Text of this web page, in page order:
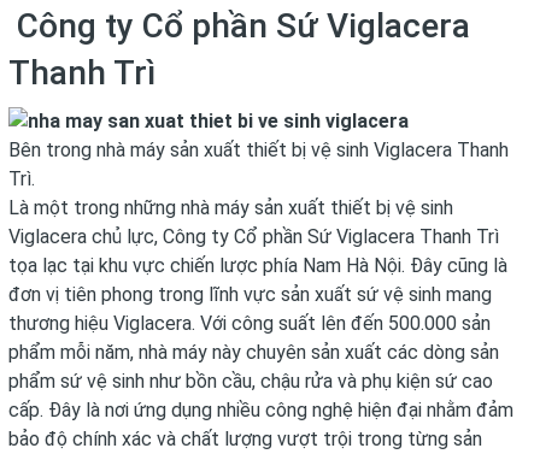
Công ty Cổ phần Sứ Viglacera
Thanh Trì
Bên trong nhà máy sản xuất thiết bị vệ sinh Viglacera Thanh
Trì.
Là một trong những nhà máy sản xuất thiết bị vệ sinh
Viglacera chủ lực, Công ty Cổ phần Sứ Viglacera Thanh Trì
tọa lạc tại khu vực chiến lược phía Nam Hà Nội. Đây cũng là
đơn vị tiên phong trong lĩnh vực sản xuất sứ vệ sinh mang
thương hiệu Viglacera. Với công suất lên đến 500.000 sản
phẩm mỗi năm, nhà máy này chuyên sản xuất các dòng sản
phẩm sứ vệ sinh như bồn cầu, chậu rửa và phụ kiện sứ cao
cấp. Đây là nơi ứng dụng nhiều công nghệ hiện đại nhằm đảm
bảo độ chính xác và chất lượng vượt trội trong từng sản